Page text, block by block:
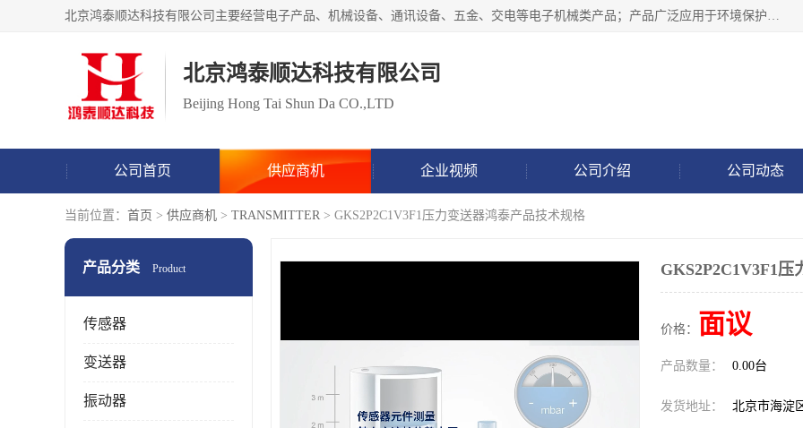
北京鸿泰顺达科技有限公司主要经营电子产品、机械设备、通讯设备、五金、交电等电子机械类产品；产品广泛应用于环境保护、石油化工、电力电子、冶金建筑、煤炭、农业、卫生防疫、教育科研等行业。并成功的与各地环境监测站、污水处理厂、卷烟厂、电厂、高校、科学院所、卫生防疫部门、煤矿、石化厂等用户建立了密切的合作关系。
北京鸿泰顺达科技有限公司
Beijing Hong Tai Shun Da CO.,LTD
公司首页 供应商机 企业视频 公司介绍 公司动态
当前位置： 首页 > 供应商机 > TRANSMITTER > GKS2P2C1V3F1压力变送器鸿泰产品技术规格
产品分类 Product
传感器
变送器
振动器
GKS2P2C1V3F1
价格： 面议
产品数量： 0.00台
发货地址： 北京市海淀